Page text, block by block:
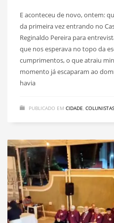
E aconteceu de novo, ontem:
da primeira vez entrando no
Reginaldo Pereira para
que nos esperava no topo da
cumprimentos, o que atraiu
momento já escaparam ao
havia
PUBLICADO EM CIDADE, COLUNISTAS